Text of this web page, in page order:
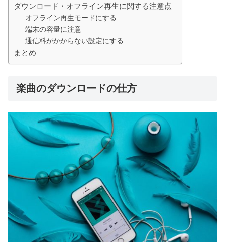
ダウンロード・オフライン再生に関する注意点
オフライン再生モードにする
端末の容量に注意
通信料がかからない設定にする
まとめ
楽曲のダウンロードの仕方